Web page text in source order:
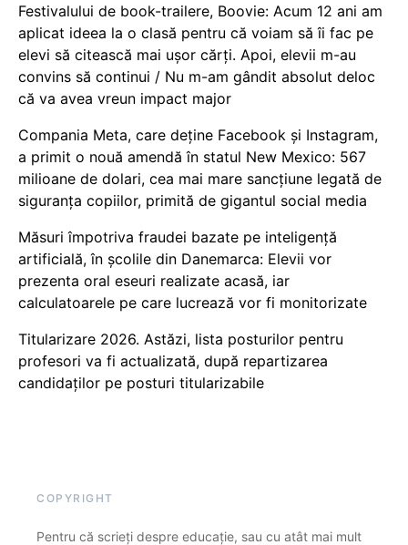
Festivalului de book-trailere, Boovie: Acum 12 ani am
aplicat ideea la o clasă pentru că voiam să îi fac pe
elevi să citească mai ușor cărți. Apoi, elevii m-au
convins să continui / Nu m-am gândit absolut deloc
că va avea vreun impact major
Compania Meta, care deține Facebook și Instagram,
a primit o nouă amendă în statul New Mexico: 567
milioane de dolari, cea mai mare sancțiune legată de
siguranța copiilor, primită de gigantul social media
Măsuri împotriva fraudei bazate pe inteligență
artificială, în școlile din Danemarca: Elevii vor
prezenta oral eseuri realizate acasă, iar
calculatoarele pe care lucrează vor fi monitorizate
Titularizare 2026. Astăzi, lista posturilor pentru
profesori va fi actualizată, după repartizarea
candidaților pe posturi titularizabile
COPYRIGHT
Pentru că scrieți despre educație, sau cu atât mai mult